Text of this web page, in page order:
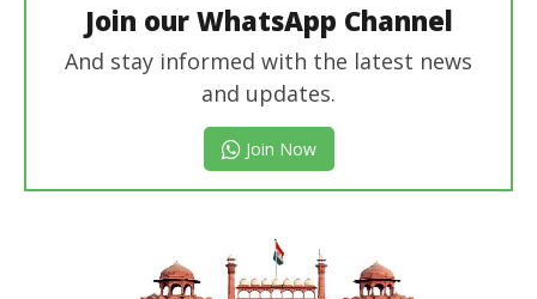
Join our WhatsApp Channel
And stay informed with the latest news
and updates.
Join Now